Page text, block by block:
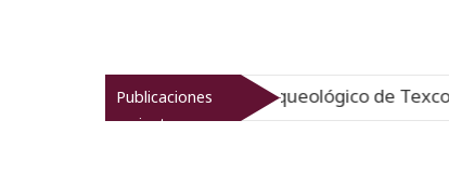
Publicaciones
recientes
revitaliza el patrimonio arqueológico de Texcoco